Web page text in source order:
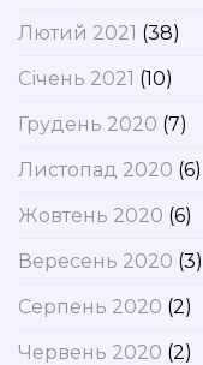
Лютий 2021 (38)
Січень 2021 (10)
Грудень 2020 (7)
Листопад 2020 (6)
Жовтень 2020 (6)
Вересень 2020 (3)
Серпень 2020 (2)
Червень 2020 (2)